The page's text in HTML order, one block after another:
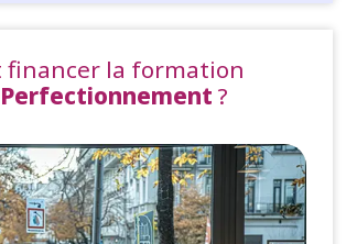
financer la formation
?